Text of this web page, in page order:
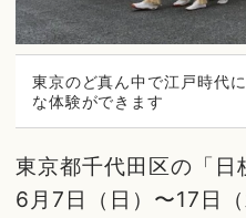
東京のど真ん中で江戸時代
な体験ができます
東京都千代田区の「
6月7日（日）〜17日